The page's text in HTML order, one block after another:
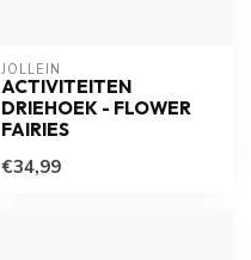
JOLLEIN
ACTIVITEITEN
DRIEHOEK - FLOWER
FAIRIES
€34,99